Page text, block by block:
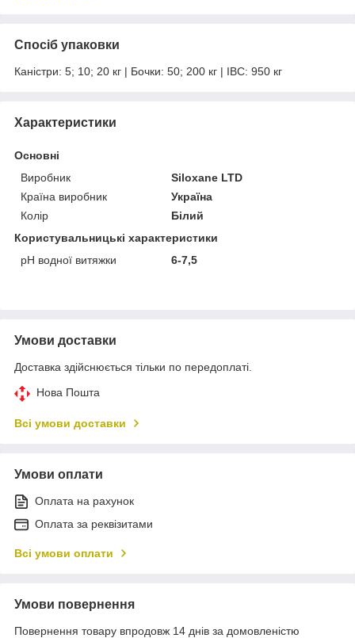
Спосіб упаковки
Каністри: 5; 10; 20 кг | Бочки: 50; 200 кг | IBC: 950 кг
Характеристики
Основні
Виробник
Siloxane LTD
Країна виробник
Україна
Колір
Білий
Користувальницькі характеристики
рН водної витяжки
6-7,5
Умови доставки
Доставка здійснюється тільки по передоплаті.
Нова Пошта
Всі умови доставки
Умови оплати
Оплата на рахунок
Оплата за реквізитами
Всі умови оплати
Умови повернення
Повернення товару впродовж 14 днів за домовленістю